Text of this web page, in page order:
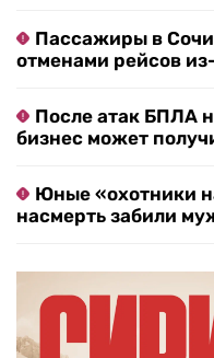
Пассажиры в
отменами рейсов
После атак БПЛА
бизнес может
Юные «охотники
насмерть забили